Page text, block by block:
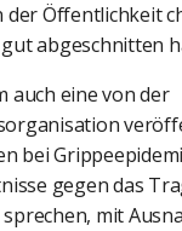
der Öffentlichkeit
abgeschnitten
auch eine von der
bei
gegen das
mit